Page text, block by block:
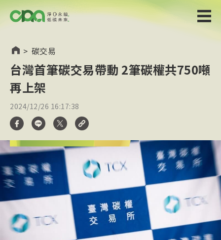
> 碳交易
台灣首筆碳交易帶動 2筆碳權共750噸
再上架
2024/12/26 16:17:38